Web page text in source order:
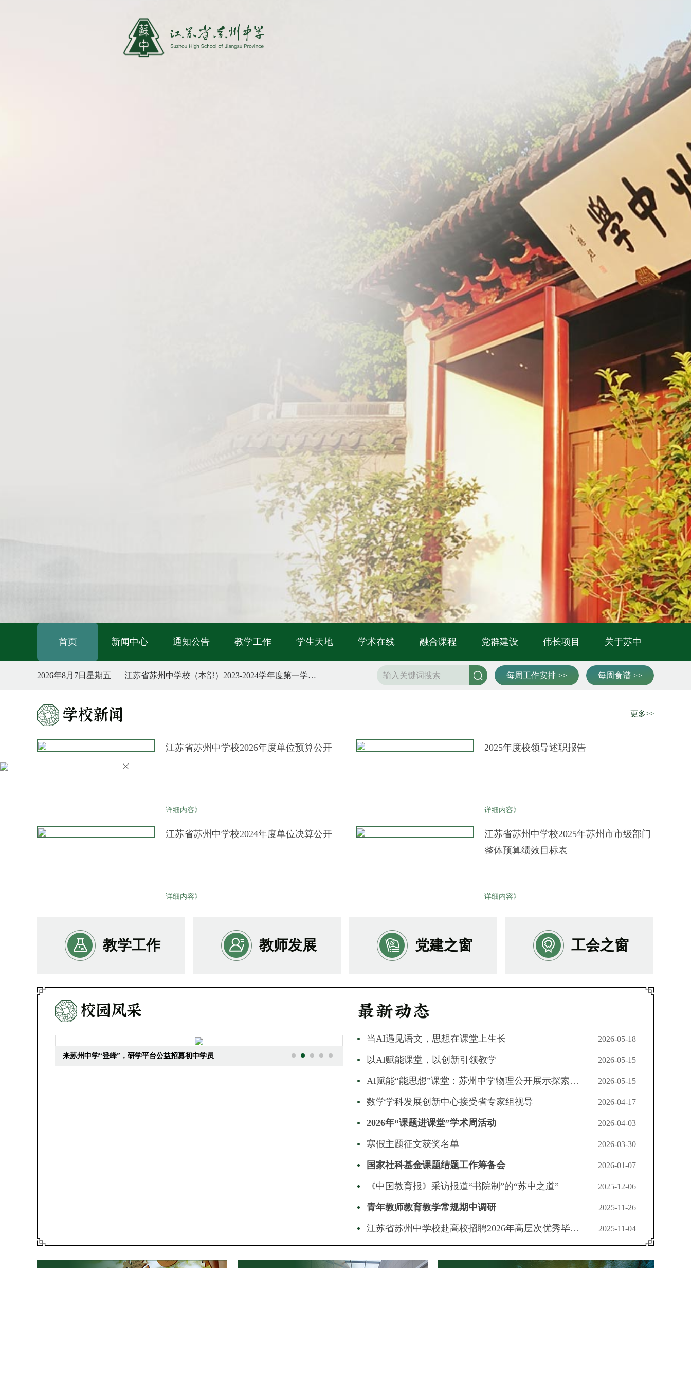
首页 新闻中心 通知公告 教学工作 学生天地 学术在线 融合课程 党群建设 伟长项目 关于苏中
2026年8月7日 星期五 江苏省苏州中学校（本部）2023-2024学年度第一学期第21周工作安排 每周工作安排 >> 每周食谱 >>
更多>>
江苏省苏州中学校2026年度单位预算公开
详细内容》
2025年度校领导述职报告
详细内容》
江苏省苏州中学校2024年度单位决算公开
详细内容》
江苏省苏州中学校2025年苏州市市级部门
整体预算绩效目标表
详细内容》
教学工作 教师发展 党建之窗 工会之窗
来苏州中学“登峰”，研学平台公益招募初中学员
当AI遇见语文，思想在课堂上生长 2026-05-18
以AI赋能课堂，以创新引领教学 2026-05-15
AI赋能“能思想”课堂：苏州中学物理公开展示探索新型教学模式 2026-05-15
数学学科发展创新中心接受省专家组视导 2026-04-17
2026年“课题进课堂”学术周活动 2026-04-03
寒假主题征文获奖名单 2026-03-30
国家社科基金课题结题工作筹备会 2026-01-07
《中国教育报》采访报道“书院制”的“苏中之道” 2025-12-06
青年教师教育教学常规期中调研 2025-11-26
江苏省苏州中学校赴高校招聘2026年高层次优秀毕业生专业考核公告 2025-11-04